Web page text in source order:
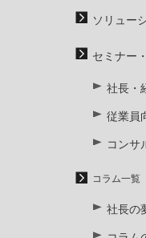
ソリュー
セミナー
社長・
従業員
コンサ
コラム一覧
社長の